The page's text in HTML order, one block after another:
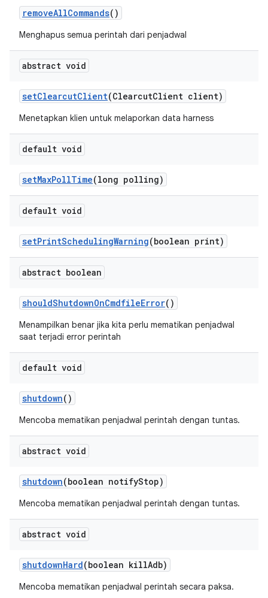
removeAllCommands()
Menghapus semua perintah dari penjadwal
abstract void
setClearcutClient(ClearcutClient client)
Menetapkan klien untuk melaporkan data harness
default void
setMaxPollTime(long polling)
default void
setPrintSchedulingWarning(boolean print)
abstract boolean
shouldShutdownOnCmdfileError()
Menampilkan benar jika kita perlu mematikan penjadwal
saat terjadi error perintah
default void
shutdown()
Mencoba mematikan penjadwal perintah dengan tuntas.
abstract void
shutdown(boolean notifyStop)
Mencoba mematikan penjadwal perintah dengan tuntas.
abstract void
shutdownHard(boolean killAdb)
Mencoba mematikan penjadwal perintah secara paksa.